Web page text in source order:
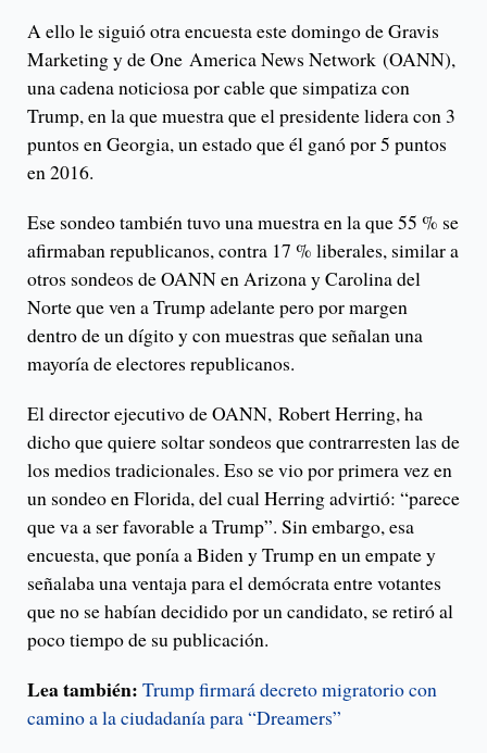
A ello le siguió otra encuesta este domingo de Gravis
Marketing y de One America News Network (OANN),
una cadena noticiosa por cable que simpatiza con
Trump, en la que muestra que el presidente lidera con 3
puntos en Georgia, un estado que él ganó por 5 puntos
en 2016.
Ese sondeo también tuvo una muestra en la que 55 % se
afirmaban republicanos, contra 17 % liberales, similar a
otros sondeos de OANN en Arizona y Carolina del
Norte que ven a Trump adelante pero por margen
dentro de un dígito y con muestras que señalan una
mayoría de electores republicanos.
El director ejecutivo de OANN, Robert Herring, ha
dicho que quiere soltar sondeos que contrarresten las de
los medios tradicionales. Eso se vio por primera vez en
un sondeo en Florida, del cual Herring advirtió: “parece
que va a ser favorable a Trump”. Sin embargo, esa
encuesta, que ponía a Biden y Trump en un empate y
señalaba una ventaja para el demócrata entre votantes
que no se habían decidido por un candidato, se retiró al
poco tiempo de su publicación.
Lea también: Trump firmará decreto migratorio con
camino a la ciudadanía para “Dreamers”